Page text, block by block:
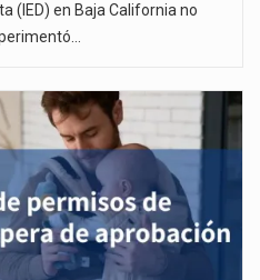
(IED) en Baja California no